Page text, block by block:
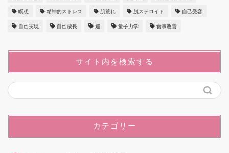
瞑想 精神的ストレス 肌荒れ 脱ステロイド 自己受容
自己実現 自己成長 運 量子力学 食事改善
サイト内を検索する
カテゴリー